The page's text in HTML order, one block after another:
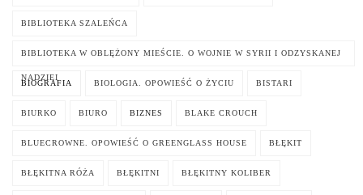
BIBLIOTEKA SZALEŃCA
BIBLIOTEKA W OBLĘŻONY MIEŚCIE. O WOJNIE W SYRII I ODZYSKANEJ
NADZIEI
BIOGRAFIA BIOLOGIA. OPOWIEŚĆ O ŻYCIU BISTARI
BIURKO BIURO BIZNES BLAKE CROUCH
BLUECROWNE. OPOWIEŚĆ O GREENGLASS HOUSE BŁĘKIT
BŁĘKITNA RÓŻA BŁĘKITNI BŁĘKITNY KOLIBER